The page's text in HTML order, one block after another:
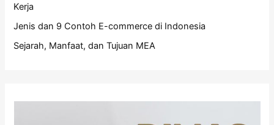
Kerja
Jenis dan 9 Contoh E-commerce di Indonesia
Sejarah, Manfaat, dan Tujuan MEA